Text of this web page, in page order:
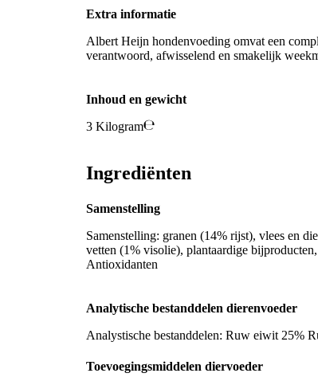
Extra informatie
Albert Heijn hondenvoeding omvat een
verantwoord, afwisselend en smakelijk
Inhoud en gewicht
3 Kilogram
Ingrediënten
Samenstelling
Samenstelling: granen (14% rijst), vlees en
vetten (1% visolie), plantaardige
Antioxidanten
Analytische bestanddelen dierenvoeder
Analystische bestanddelen: Ruw eiwit 25%
Toevoegingsmiddelen diervoeder